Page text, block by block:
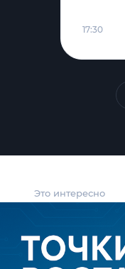
Это интересно
17:30